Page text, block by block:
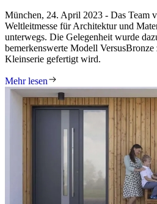
München, 24. April 2023 - Das Team
Weltleitmesse für Architektur und
unterwegs. Die Gelegenheit wurde
bemerkenswerte Modell VersusBronze
Kleinserie gefertigt wird.
Mehr lesen